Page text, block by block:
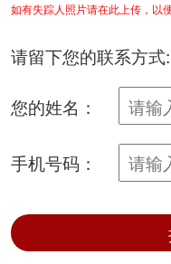
如有失踪人照片请在此上传，以
请留下您的联系方式:
您的姓名：
手机号码：